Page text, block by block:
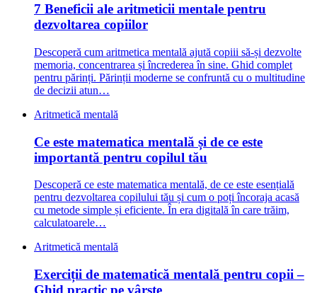
7 Beneficii ale aritmeticii mentale pentru
dezvoltarea copiilor
Descoperă cum aritmetica mentală ajută copiii să-și dezvolte
memoria, concentrarea și încrederea în sine. Ghid complet
pentru părinți. Părinții moderne se confruntă cu o multitudine
de decizii atun…
Aritmetică mentală
Ce este matematica mentală și de ce este
importantă pentru copilul tău
Descoperă ce este matematica mentală, de ce este esențială
pentru dezvoltarea copilului tău și cum o poți încoraja acasă
cu metode simple și eficiente. În era digitală în care trăim,
calculatoarele…
Aritmetică mentală
Exerciții de matematică mentală pentru copii –
Ghid practic pe vârste